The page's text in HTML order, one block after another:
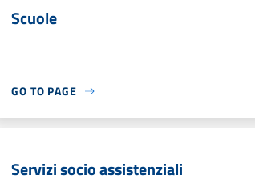
Scuole
GO TO PAGE
Servizi socio assistenziali